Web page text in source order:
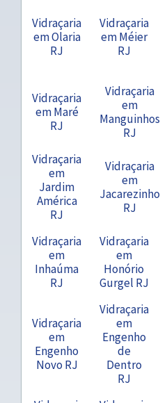
Vidraçaria
em Olaria
RJ
Vidraçaria
em Méier
RJ
Vidraçaria
em Maré
RJ
Vidraçaria
em
Manguinhos
RJ
Vidraçaria
em
Jardim
América
RJ
Vidraçaria
em
Jacarezinho
RJ
Vidraçaria
em
Inhaúma
RJ
Vidraçaria
em
Honório
Gurgel RJ
Vidraçaria
em
Engenho
Novo RJ
Vidraçaria
em
Engenho
de
Dentro
RJ